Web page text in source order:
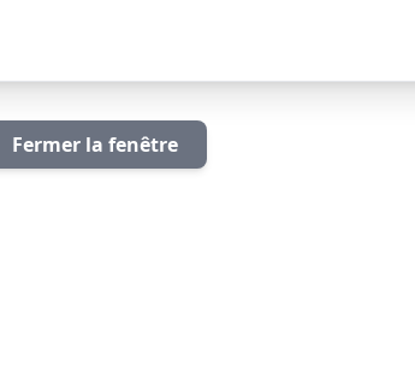
Fermer la fenêtre